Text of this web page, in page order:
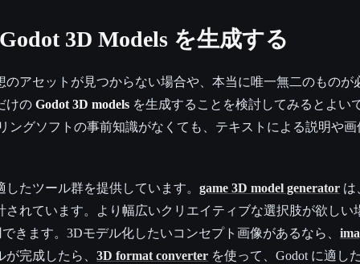
3D Models を生成する
のアセットが見つからない場合や、本当に唯一無二のものが
けのGodot 3D models を生成することを検討してみるとよい
ングソフトの事前知識がなくても、テキストによる説明や
したツール群を提供しています。game 3D model generator は
されています。より幅広いクリエイティブな選択肢が欲し
きます。3Dモデル化したいコンセプト画像があるなら、
が完成したら、3D format converter を使って、Godot に適し